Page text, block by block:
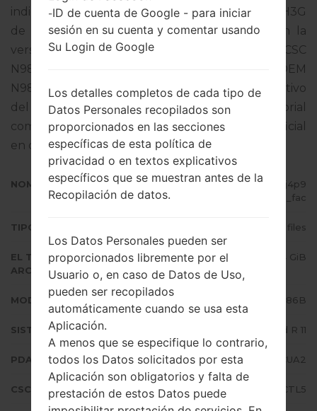
indicado % MODEL%. El código del firmware es H3G
de UNITED KINGDOM. El producto viene con la
versión PDA N986BXXS1CUA2 y la versión CSC
N986BOXM1CTL5,Versión de MODEM
N986BXXU1CTL5. La versión del sistema operativo
del firmware dado es Android R 11. Tutorial
completo sobre cómo actualizar el firmware oficial
en dispositivos Samsungaquí
NOMBRE DE ARCHIVO
SM-N986B_1_20201223171035_j4p9
axwhdp_fac
TIPO DE FIRMWARE 4 files
EL TAMAÑO DEL
ARCHIVO
6.84 GiB
MODELO Samsung SM-N986B
SISTEMA OPERATIVO Android R 11
PDA/AP VERSIÓN N986BXXS1CUA2
CSC VERSIÓN N986BOXM1CTL5
-ID de cuenta de Google - para iniciar
sesión en su cuenta y comentar usando
Su Login de Google
Los detalles completos de cada tipo de
Datos Personales recopilados son
proporcionados en las secciones
específicas de esta política de
privacidad o en textos explicativos
específicos que se muestran antes de la
Recopilación de datos.
Los Datos Personales pueden ser
proporcionados libremente por el
Usuario o, en caso de Datos de Uso,
pueden ser recopilados
automáticamente cuando se usa esta
Aplicación.
A menos que se especifique lo contrario,
todos los Datos solicitados por esta
Aplicación son obligatorios y falta de
prestación de estos Datos puede